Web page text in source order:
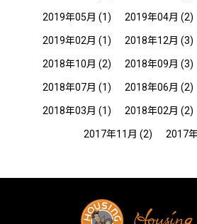
2019年05月 (1) 2019年04月 (2)
2019年02月 (1) 2018年12月 (3)
2018年10月 (2) 2018年09月 (3)
2018年07月 (1) 2018年06月 (2)
2018年03月 (1) 2018年02月 (2)
2017年11月 (2) 2017